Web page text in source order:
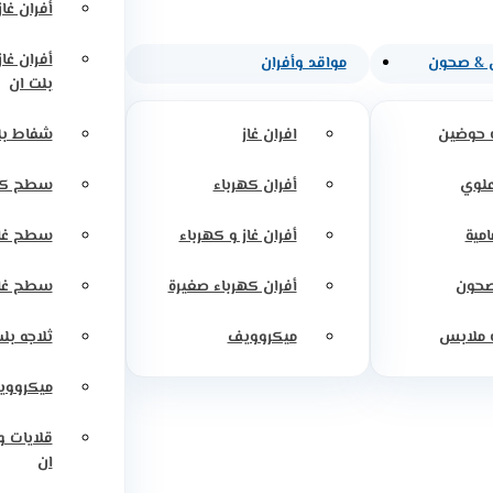
& صحون
حوضين
ملابس
مواقد وأفران
افران غاز
أفران كهرباء
أفران غاز و كهرباء
أفران كهرباء صغيرة
ميكروويف
أفران
أفران
بلت ان
شفاط
سطح
سطح
سطح
ثلاجه
ان